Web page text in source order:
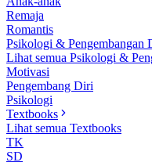
Remaja
Romantis
Psikologi & Pengembangan
Lihat semua Psikologi &
Motivasi
Pengembang Diri
Psikologi
Textbooks
Lihat semua Textbooks
TK
SD